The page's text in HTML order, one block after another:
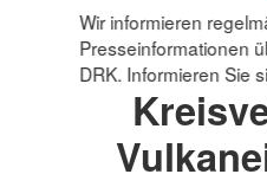
Wir informieren
Presseinformationen
DRK. Informieren Sie